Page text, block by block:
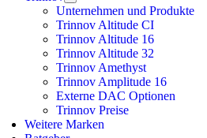
Unternehmen und Produkte
Trinnov Altitude CI
Trinnov Altitude 16
Trinnov Altitude 32
Trinnov Amethyst
Trinnov Amplitude 16
Externe DAC Optionen
Trinnov Preise
Weitere Marken